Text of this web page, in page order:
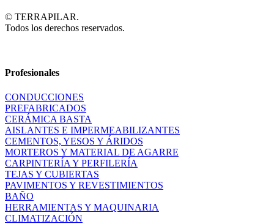
© TERRAPILAR.
Todos los derechos reservados.
Profesionales
CONDUCCIONES
PREFABRICADOS
CERÁMICA BASTA
AISLANTES E IMPERMEABILIZANTES
CEMENTOS, YESOS Y ÁRIDOS
MORTEROS Y MATERIAL DE AGARRE
CARPINTERÍA Y PERFILERÍA
TEJAS Y CUBIERTAS
PAVIMENTOS Y REVESTIMIENTOS
BAÑO
HERRAMIENTAS Y MAQUINARIA
CLIMATIZACIÓN